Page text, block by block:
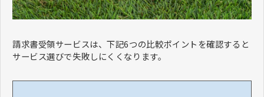
請求書受領サービスは、下記6つの比較ポイントを確認すると
サービス選びで失敗しにくくなります。